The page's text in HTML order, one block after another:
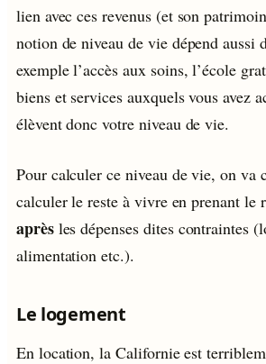
lien avec ces revenus (et son
notion de niveau de vie dépend aussi
exemple l’accès aux soins, l’école
biens et services auxquels vous avez
élèvent donc votre niveau de vie.
Pour calculer ce niveau de vie, on va
calculer le reste à vivre en prenant le
aprèsles dépenses dites contraintes
alimentation etc.).
Le logement
En location, la Californie est